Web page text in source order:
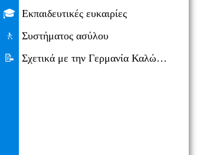
🎓 Εκπαιδευτικές ευκαιρίες
🚶
Συστήματος ασύλου
📝
Σχετικά με την Γερμανία Καλώς App